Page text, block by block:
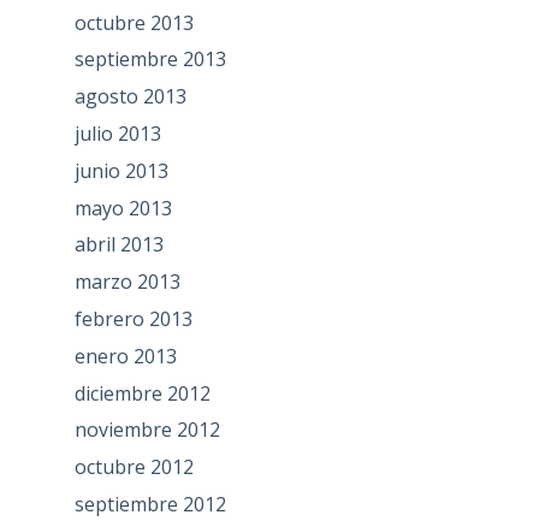
octubre 2013
septiembre 2013
agosto 2013
julio 2013
junio 2013
mayo 2013
abril 2013
marzo 2013
febrero 2013
enero 2013
diciembre 2012
noviembre 2012
octubre 2012
septiembre 2012